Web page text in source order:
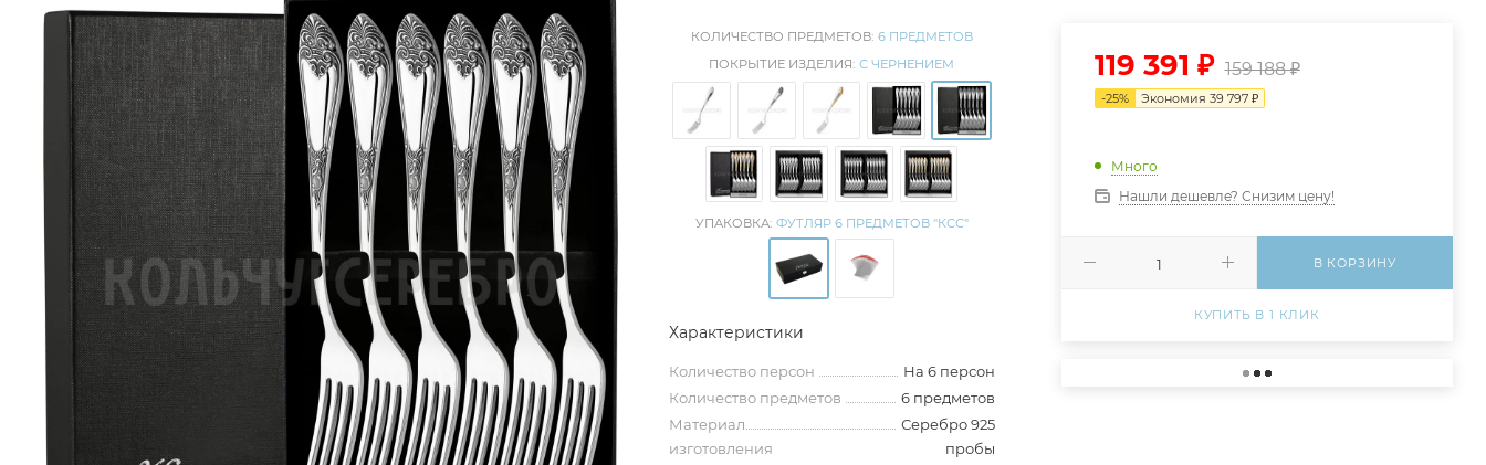
КОЛИЧЕСТВО ПРЕДМЕТОВ: 6 ПРЕДМЕТОВ
ПОКРЫТИЕ ИЗДЕЛИЯ: С ЧЕРНЕНИЕМ
УПАКОВКА: ФУТЛЯР 6 ПРЕДМЕТОВ "КСС"
Характеристики
Количество персон
На 6 персон
Количество предметов
6 предметов
Материал
изготовления
Серебро 925
пробы
119 391 ₽ 159 188₽
-25% Экономия 39 797₽
Много
Нашли дешевле? Снизим цену!
В КОРЗИНУ
КУПИТЬ В 1 КЛИК